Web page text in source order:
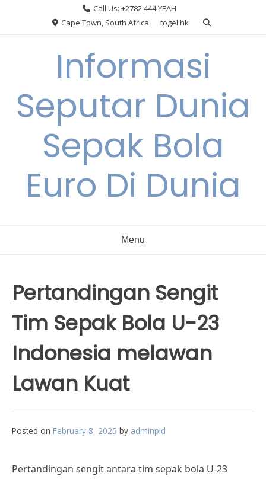
Call Us: +2782 444 YEAH
Cape Town, South Africa
togel hk
Informasi
Seputar Dunia
Sepak Bola
Euro Di Dunia
Menu
Pertandingan Sengit
Tim Sepak Bola U-23
Indonesia melawan
Lawan Kuat
Posted on February 8, 2025 by adminpid
Pertandingan sengit antara tim sepak bola U-23